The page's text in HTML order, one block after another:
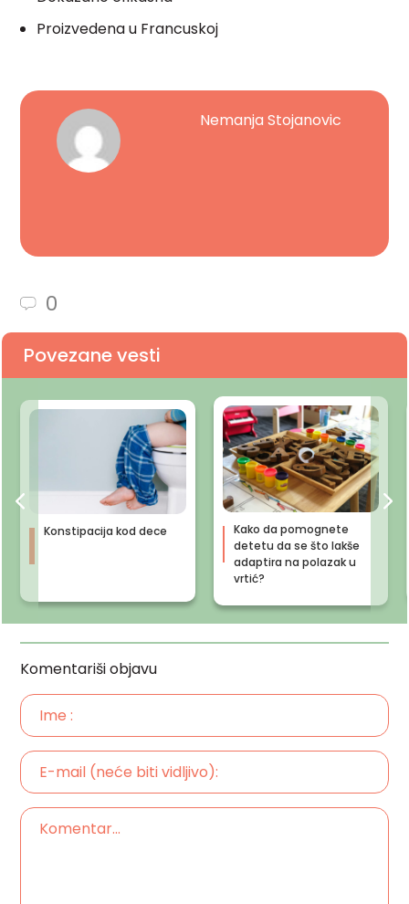
Proizvedena u Francuskoj
Nemanja Stojanovic
0
Povezane vesti
Konstipacija kod dece
Kako da pomognete
detetu da se što lakše
adaptira na polazak u
vrtić?
Komentariši objavu